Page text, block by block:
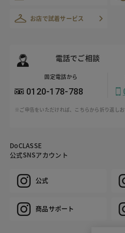
お店で試着サービス
電話でご相談
固定電話から
0120-178-788
※ご申告をいただければ、こちらから折り返し
DoCLASSE
公式SNSアカウント
公式
商品サポート